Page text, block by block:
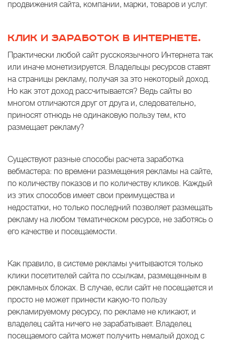
продвижения сайта, компании, марки, товаров и услуг.
КЛИК И ЗАРАБОТОК В ИНТЕРНЕТЕ.
Практически любой сайт русскоязычного Интернета так
или иначе монетизируется. Владельцы ресурсов ставят
на страницы рекламу, получая за это некоторый доход.
Но как этот доход рассчитывается? Ведь сайты во
многом отличаются друг от друга и, следовательно,
приносят отнюдь не одинаковую пользу тем, кто
размещает рекламу?
Существуют разные способы расчета заработка
вебмастера: по времени размещения рекламы на сайте,
по количеству показов и по количеству кликов. Каждый
из этих способов имеет свои преимущества и
недостатки, но только последний позволяет размещать
рекламу на любом тематическом ресурсе, не заботясь о
его качестве и посещаемости.
Как правило, в системе рекламы учитываются только
клики посетителей сайта по ссылкам, размещенным в
рекламных блоках. В случае, если сайт не посещается и
просто не может принести какую-то пользу
рекламируемому ресурсу, по рекламе не кликают, и
владелец сайта ничего не зарабатывает. Владелец
посещаемого сайта может получить немалый доход с